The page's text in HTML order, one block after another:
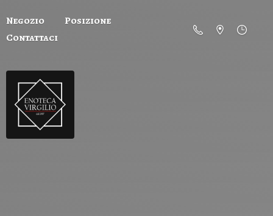
Negozio
Posizione
Contattaci